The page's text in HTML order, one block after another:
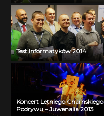
Test Informatyków 2014
Koncert Letniego Chamskiego
Podrywu – Juwenalia 2013